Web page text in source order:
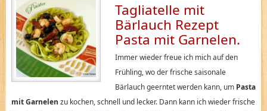
Tagliatelle mit
Bärlauch Rezept
Pasta mit Garnelen.
Immer wieder freue ich mich auf den
Frühling, wo der frische saisonale
Bärlauch geerntet werden kann, um Pasta
mit Garnelen zu kochen, schnell und lecker. Dann kann ich wieder frische